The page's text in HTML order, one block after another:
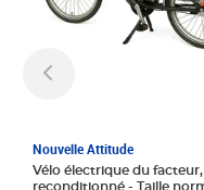
Nouvelle Attitude
Vélo électrique du facteur,
reconditionné - Taille normale -